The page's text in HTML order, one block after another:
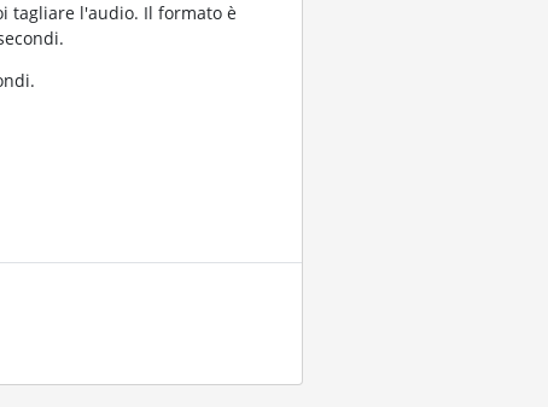
tagliare l'audio. Il formato è